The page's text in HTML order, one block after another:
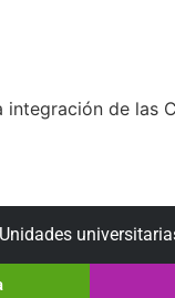
de las
Unidades